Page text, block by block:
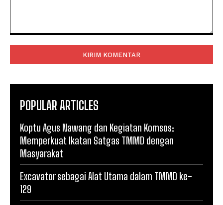
POPULAR ARTICLES
Koptu Agus Nawang dan Kegiatan Komsos:
Memperkuat Ikatan Satgas TMMD dengan
Masyarakat
Excavator sebagai Alat Utama dalam TMMD ke-
129